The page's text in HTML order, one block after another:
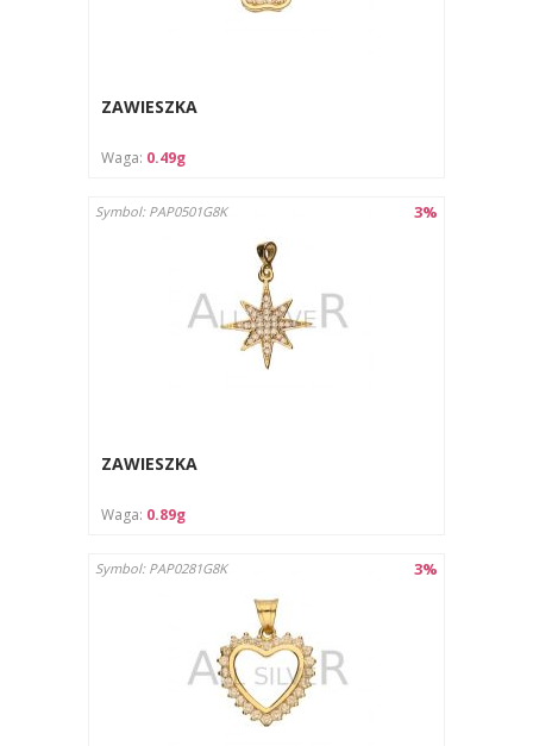
ZAWIESZKA
Waga: 0.49g
3%
Symbol: PAP0501G8K
ZAWIESZKA
Waga: 0.89g
3%
Symbol: PAP0281G8K